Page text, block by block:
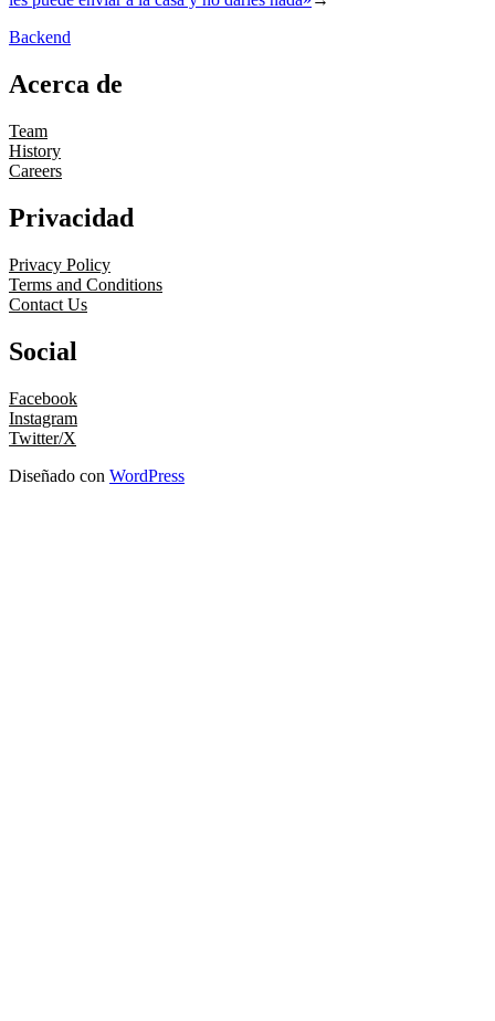
Backend
Acerca de
Team
History
Careers
Privacidad
Privacy Policy
Terms and Conditions
Contact Us
Social
Facebook
Instagram
Twitter/X
Diseñado con WordPress